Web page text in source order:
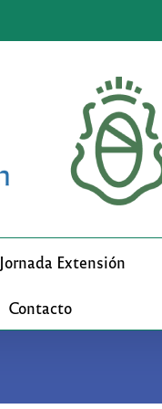
Jornada Extensión
Contacto